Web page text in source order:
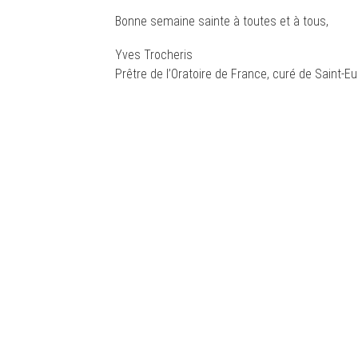
Bonne semaine sainte à toutes et à tous,
Yves Trocheris
Prêtre de l’Oratoire de France, curé de Saint-